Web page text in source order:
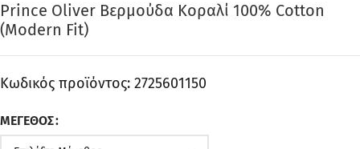
Prince Oliver Βερμούδα Κοραλί 100% Cotton
(Modern Fit)
Κωδικός προϊόντος: 2725601150
ΜΈΓΕΘΟΣ